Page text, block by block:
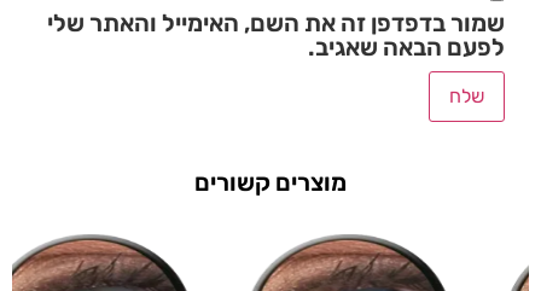
שמור בדפדפן זה את השם, האימייל והאתר שלי
לפעם הבאה שאגיב.
מוצרים קשורים